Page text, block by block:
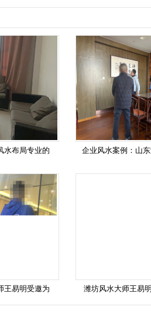
水布局专业的 企业风水案例：山东
王易明受邀为 潍坊风水大师王易